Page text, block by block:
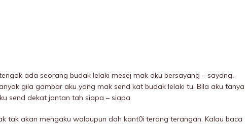
ada seorang budak lelaki mesej mak aku bersayang – sayang.
giIa gambar aku yang mak send kat budak lelaki tu. Bila aku tanya
send dekat jantan tah siapa – siapa.
tak akan mengaku walaupun dah kant0i terang terangan. Kalau baca